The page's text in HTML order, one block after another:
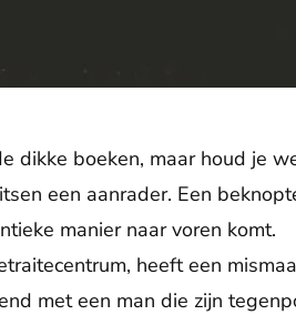
dikke boeken, maar houd je
een aanrader. Een
manier naar voren komt.
heeft een
met een man die zijn